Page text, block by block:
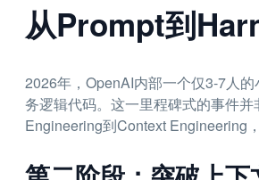
从Prompt到
2026年，OpenAI内部一个仅3-7人
务逻辑代码。这一里程碑式的事件
Engineering到Context Engineering